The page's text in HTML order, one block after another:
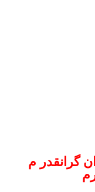
گرانقدر م